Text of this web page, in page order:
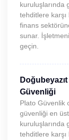
kuruluşlarında
tehditlere
finans
sunar.
geçin.
Güvenliği
Plato Güvenlik
güvenliği en
kuruluşlarında
tehditlere